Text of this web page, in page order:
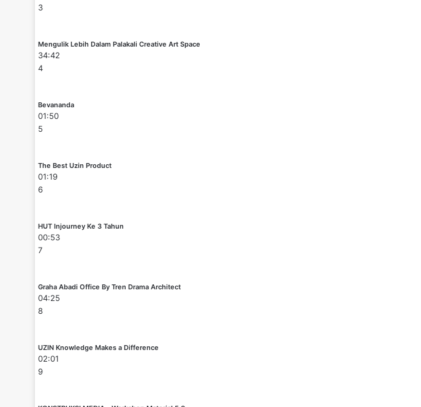
3
Mengulik Lebih Dalam Palakali Creative Art Space
34:42
4
Bevananda
01:50
5
The Best Uzin Product
01:19
6
HUT Injourney Ke 3 Tahun
00:53
7
Graha Abadi Office By Tren Drama Architect
04:25
8
UZIN Knowledge Makes a Difference
02:01
9